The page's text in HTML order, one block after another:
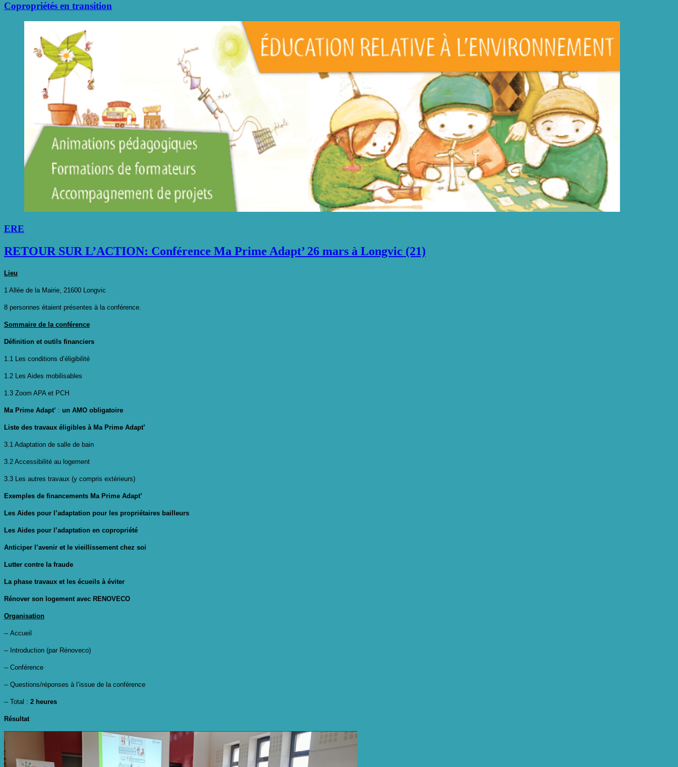
Copropriétés en transition
ERE
RETOUR SUR L’ACTION: Conférence Ma Prime Adapt’ 26 mars à Longvic (21)
Lieu
1 Allée de la Mairie, 21600 Longvic
8 personnes étaient présentes à la conférence.
Sommaire de la conférence
Définition et outils financiers
1.1 Les conditions d’éligibilité
1.2 Les Aides mobilisables
1.3 Zoom APA et PCH
Ma Prime Adapt’ : un AMO obligatoire
Liste des travaux éligibles à Ma Prime Adapt’
3.1 Adaptation de salle de bain
3.2 Accessibilité au logement
3.3 Les autres travaux (y compris extérieurs)
Exemples de financements Ma Prime Adapt’
Les Aides pour l’adaptation pour les propriétaires bailleurs
Les Aides pour l’adaptation en copropriété
Anticiper l’avenir et le vieillissement chez soi
Lutter contre la fraude
La phase travaux et les écueils à éviter
Rénover son logement avec RENOVECO
Organisation
– Accueil
– Introduction (par Rénoveco)
– Conférence
– Questions/réponses à l’issue de la conférence
– Total : 2 heures
Résultat